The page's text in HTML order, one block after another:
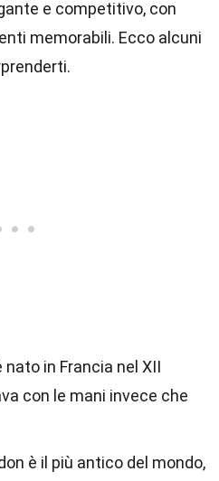
e competitivo, con
memorabili. Ecco alcuni
in Francia nel XII
con le mani invece che
è il più antico del mondo,